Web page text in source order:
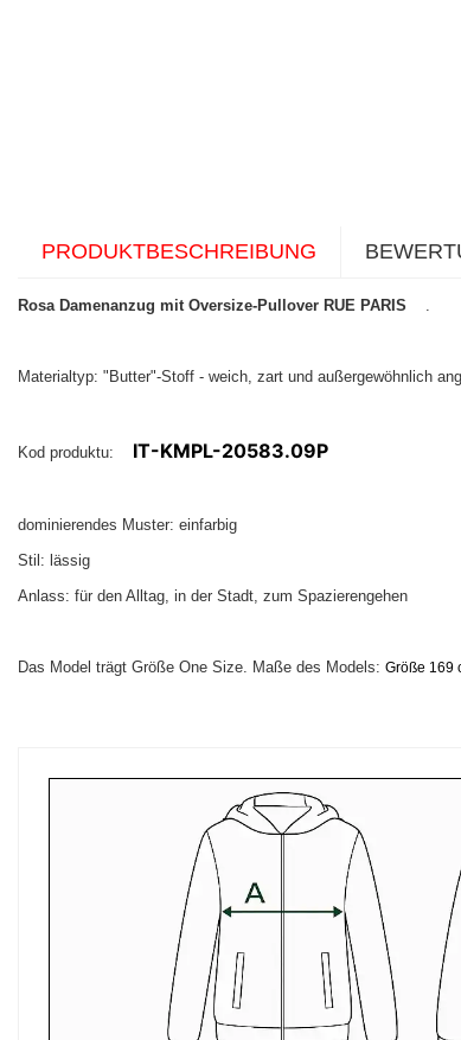
PRODUKTBESCHREIBUNG
Rosa Damenanzug mit Oversize-Pullover RUE PARIS .
Materialtyp: "Butter"-Stoff - weich, zart und außergewöhnlich
Kod produktu: IT-KMPL-20583.09P
dominierendes Muster: einfarbig
Stil: lässig
Anlass: für den Alltag, in der Stadt, zum Spazierengehen
Das Model trägt Größe One Size. Maße des Models: Größe 169